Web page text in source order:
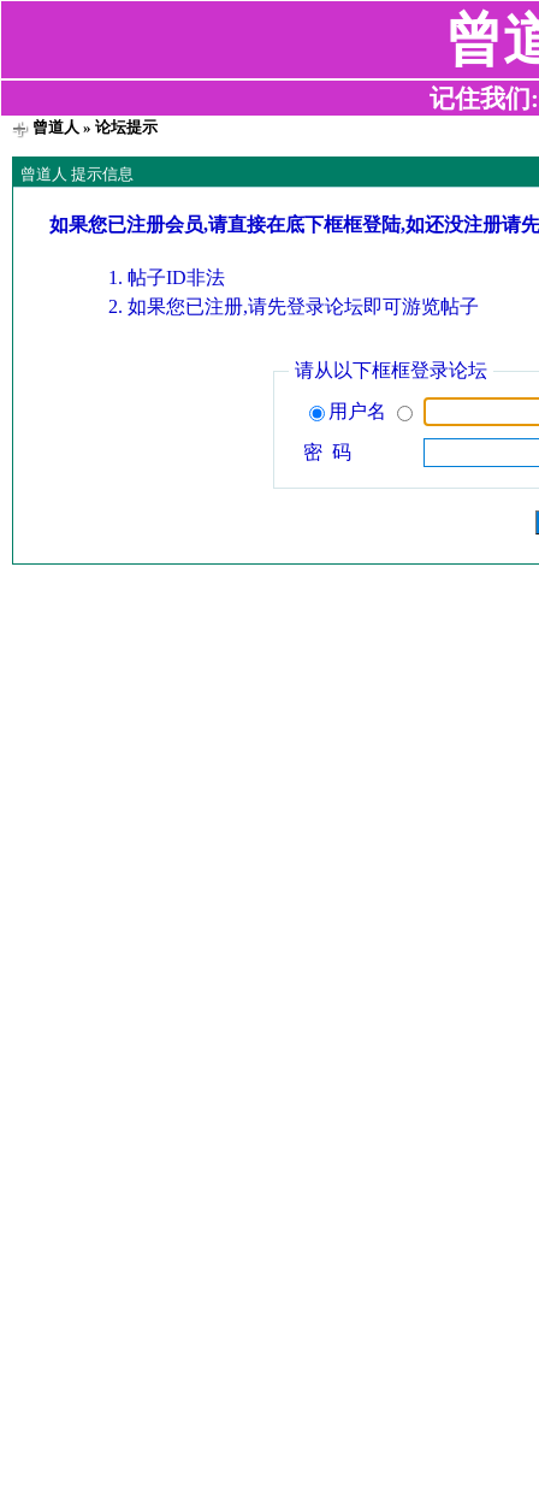
曾
记住我们
曾道人 » 论坛提示
曾道人 提示信息
如果您已注册会员,请直接在底下框框登陆,如还没注册请
帖子ID非法
如果您已注册,请先登录论坛即可游览帖子
请从以下框框登录论坛
用户名
密 码